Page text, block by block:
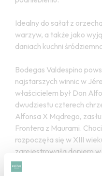
Idealny do sałat z
warzyw, a także jako
daniach kuchni
Bodegas Valdespino
najstarszych winnic w
właścicielem był Don
dwudziestu czterech
Alfonsa X Mądrego,
Frontera z Maurami.
rozpoczęła się w XIII
zarejestrowała dopiero
1883 wina z Valdespino